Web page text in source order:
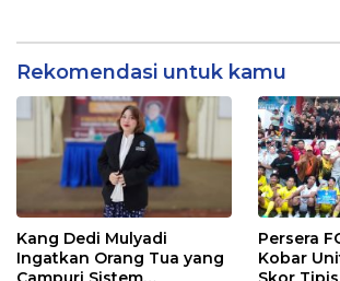
Rekomendasi untuk kamu
Kang Dedi Mulyadi
Ingatkan Orang Tua yang
Persera
Kobar